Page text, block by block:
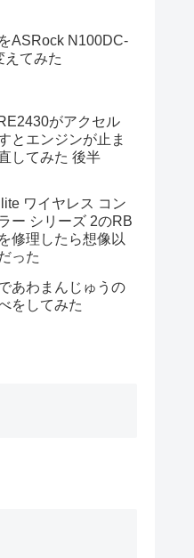
ASRock N100DC-
えてみた
がアクセル
とエンジンが止ま
してみた 後半
ワイヤレス コン
ー シリーズ 2のRB
修理したら想像以
った
あわまんじゅうの
をしてみた